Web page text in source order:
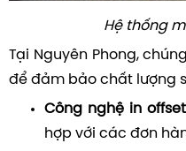
Hệ thống
Tại Nguyên Phong,
để đảm bảo chất lượng
Công nghệ in
hợp với các đơn